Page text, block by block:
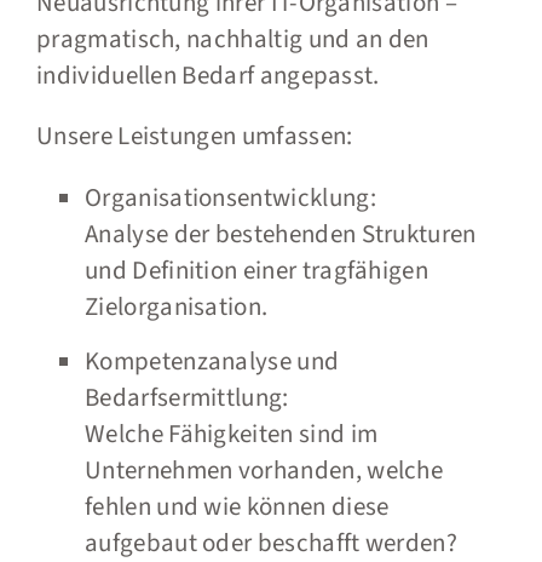
pragmatisch, nachhaltig und an den
individuellen Bedarf angepasst.
Unsere Leistungen umfassen:
Organisationsentwicklung:
Analyse der bestehenden Strukturen
und Definition einer tragfähigen
Zielorganisation.
Kompetenzanalyse und
Bedarfsermittlung:
Welche Fähigkeiten sind im
Unternehmen vorhanden, welche
fehlen und wie können diese
aufgebaut oder beschafft werden?